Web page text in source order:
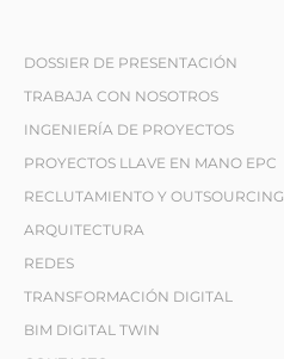
DOSSIER DE PRESENTACIÓN
TRABAJA CON NOSOTROS
INGENIERÍA DE PROYECTOS
PROYECTOS LLAVE EN MANO EPC
RECLUTAMIENTO Y OUTSOURCING
ARQUITECTURA
REDES
TRANSFORMACIÓN DIGITAL
BIM DIGITAL TWIN